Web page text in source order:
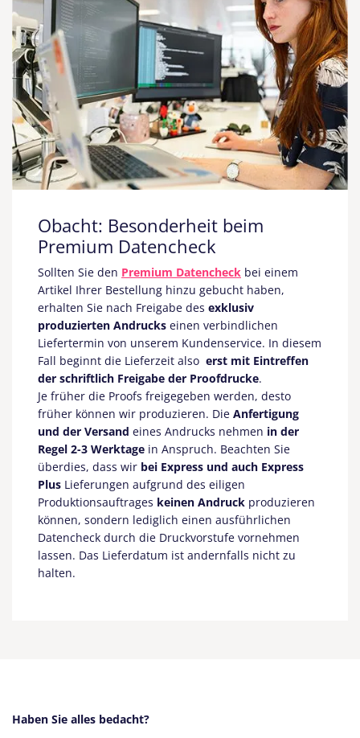
Obacht: Besonderheit beim
Premium Datencheck
Sollten Sie den Premium Datencheck bei einem
Artikel Ihrer Bestellung hinzu gebucht haben,
erhalten Sie nach Freigabe des exklusiv
produzierten Andrucks einen verbindlichen
Liefertermin von unserem Kundenservice. In diesem
Fall beginnt die Lieferzeit also erst mit Eintreffen
der schriftlich Freigabe der Proofdrucke.
Je früher die Proofs freigegeben werden, desto
früher können wir produzieren. Die Anfertigung
und der Versand eines Andrucks nehmen in der
Regel 2-3 Werktage in Anspruch. Beachten Sie
überdies, dass wir bei Express und auch Express
Plus Lieferungen aufgrund des eiligen
Produktionsauftrages keinen Andruck produzieren
können, sondern lediglich einen ausführlichen
Datencheck durch die Druckvorstufe vornehmen
lassen. Das Lieferdatum ist andernfalls nicht zu
halten.
Haben Sie alles bedacht?